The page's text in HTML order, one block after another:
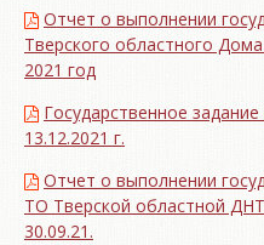
Отчет о выполнении
Тверского областного
2021 год
Государственное
13.12.2021 г.
Отчет о выполнении
ТО Тверской областной
30.09.21.